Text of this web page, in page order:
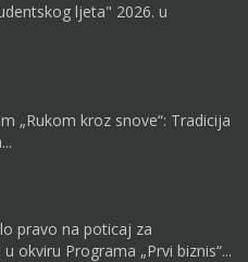
ljeta" 2026. u
„Rukom kroz snove“: Tradicija
pravo na poticaj za
okviru Programa „Prvi biznis“...